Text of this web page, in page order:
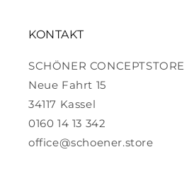
KONTAKT
SCHÖNER CONCEPTSTORE
Neue Fahrt 15
34117 Kassel
0160 14 13 342
office@schoener.store